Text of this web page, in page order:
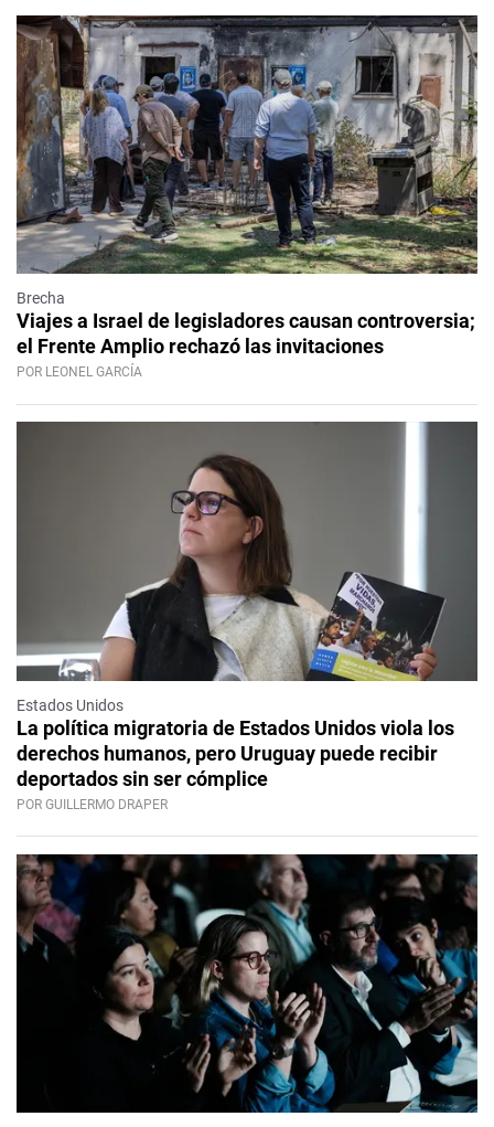
Brecha
Viajes a Israel de legisladores causan controversia;
el Frente Amplio rechazó las invitaciones
POR LEONEL GARCÍA
Estados Unidos
La política migratoria de Estados Unidos viola los
derechos humanos, pero Uruguay puede recibir
deportados sin ser cómplice
POR GUILLERMO DRAPER